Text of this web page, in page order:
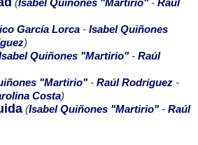
(Isabel Quiñones "Martirio"- Raúl
García Lorca - Isabel Quiñones
)
Quiñones "Martirio"- Raúl
"Martirio"- Raúl Rodríguez -
Costa)
(Isabel Quiñones "Martirio"- Raúl